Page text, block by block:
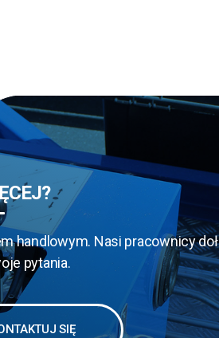
handlowym. Nasi pracownicy
pytania.
SIĘ